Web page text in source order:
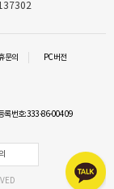
문의 PC버전
록번호:333-86-00409